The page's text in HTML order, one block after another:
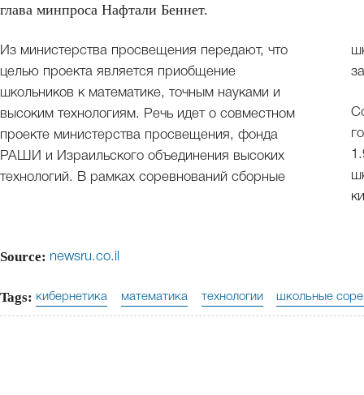
глава минпроса Нафтали Беннет.
Из министерства просвещения передают, что
целью проекта является приобщение
школьников к математике, точным науками и
высоким технологиям. Речь идет о совместном
проекте министерства просвещения, фонда
РАШИ и Израильского объединения высоких
технологий. В рамках соревнований сборные
школ, состоящие из пяти учеников, решают
Source: newsru.co.il
Tags: кибернетика математика технологии школьные